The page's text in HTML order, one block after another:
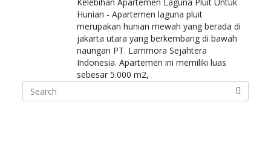
Hunian - Apartemen laguna pluit
merupakan hunian mewah yang berada di
jakarta utara yang berkembang di bawah
naungan PT. Lammora Sejahtera
Indonesia. Apartemen ini memiliki luas
sebesar 5.000 m2,
Search